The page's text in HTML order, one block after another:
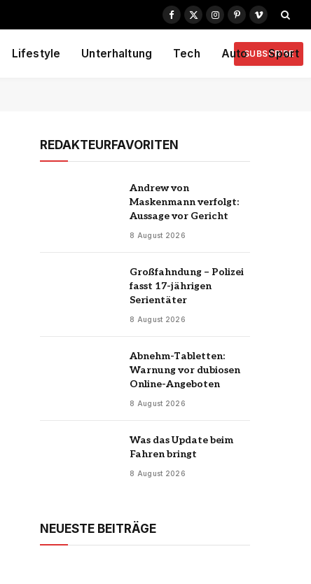
Facebook
X
Instagram
PinterestVimeo
Lifestyle Unterhaltung Tech Auto Sport
SUBSCRIBE
REDAKTEURFAVORITEN
Andrew von
Maskenmann verfolgt:
Aussage vor Gericht
8 August 2026
Großfahndung – Polizei
fasst 17-jährigen
Serientäter
8 August 2026
Abnehm-Tabletten:
Warnung vor dubiosen
Online-Angeboten
8 August 2026
Was das Update beim
Fahren bringt
8 August 2026
NEUESTE BEITRÄGE